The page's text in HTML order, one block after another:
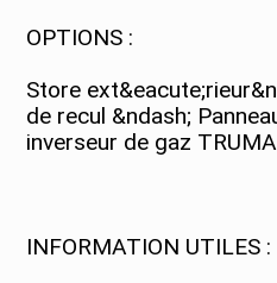
OPTIONS :
Store
de recul &ndash;
inverseur de gaz TRUMA
INFORMATION UTILES :